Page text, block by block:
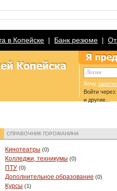
в Копейске | Банк резюме |
Логин
Хочу
Войти через:
и другие...
СПРАВОЧНИК ГОРОЖАНИНА
Кинотеатры (0)
Колледжи, техникумы (0)
ПТУ (0)
Дополнительное образование (0)
Курсы (1)